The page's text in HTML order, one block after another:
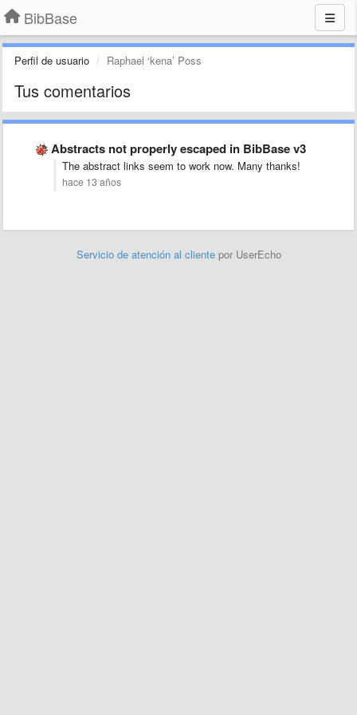
BibBase
Perfil de usuario Raphael ‘kena’ Poss
Tus comentarios
Abstracts not properly escaped in BibBase v3
The abstract links seem to work now. Many thanks!
hace 13 años
Servicio de atención al cliente por UserEcho